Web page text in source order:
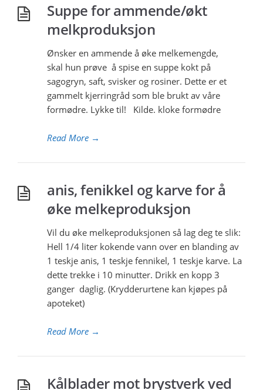
Suppe for ammende/økt
melkproduksjon
Ønsker en ammende å øke melkemengde,
skal hun prøve å spise en suppe kokt på
sagogryn, saft, svisker og rosiner. Dette er et
gammelt kjerringråd som ble brukt av våre
formødre. Lykke til! Kilde. kloke formødre
Read More →
anis, fenikkel og karve for å
øke melkeproduksjon
Vil du øke melkeproduksjonen så lag deg te slik:
Hell 1/4 liter kokende vann over en blanding av
1 teskje anis, 1 teskje fennikel, 1 teskje karve. La
dette trekke i 10 minutter. Drikk en kopp 3
ganger daglig. (Krydderurtene kan kjøpes på
apoteket)
Read More →
Kålblader mot brystverk ved